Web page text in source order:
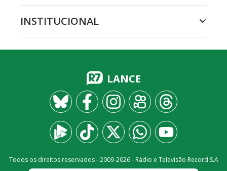
INSTITUCIONAL
LANCE
Todos os direitos reservados - 2009-2026- Rádio e Televisão Record S.A